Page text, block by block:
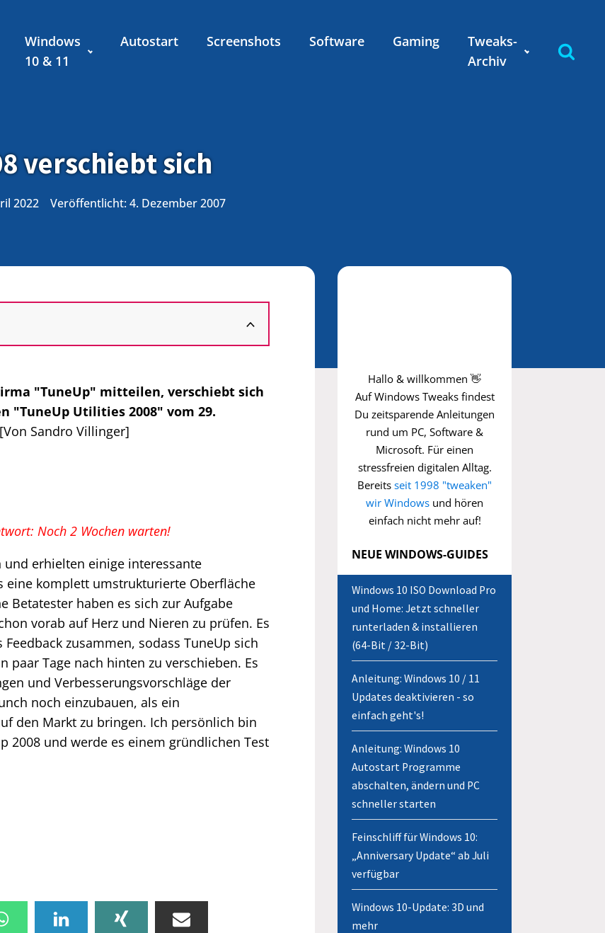
Windows
10 & 11
Autostart Screenshots Software Gaming
Tweaks-
Archiv
verschiebt sich
2022 Veröffentlicht:4. Dezember 2007
"TuneUp" mitteilen, verschiebt sich
"TuneUp Utilities 2008" vom 29.
[Von Sandro Villinger]
Noch 2 Wochen warten!
erhielten einige interessante
eine komplett umstrukturierte Oberfläche
Betatester haben es sich zur Aufgabe
vorab auf Herz und Nieren zu prüfen. Es
zusammen, sodass TuneUp sich
paar Tage nach hinten zu verschieben. Es
und Verbesserungsvorschläge der
noch einzubauen, als ein
den Markt zu bringen. Ich persönlich bin
2008 und werde es einem gründlichen Test
Hallo & willkommen 👋
Auf Windows Tweaks findest
Du zeitsparende Anleitungen
rund um PC, Software &
Microsoft. Für einen
stressfreien digitalen Alltag.
Bereits seit 1998 "tweaken"
wir Windows und hören
einfach nicht mehr auf!
NEUE WINDOWS-GUIDES
Windows 10 ISO Download Pro
und Home: Jetzt schneller
runterladen & installieren
(64-Bit / 32-Bit)
Anleitung: Windows 10 / 11
Updates deaktivieren - so
einfach geht's!
Anleitung: Windows 10
Autostart Programme
abschalten, ändern und PC
schneller starten
Feinschliff für Windows 10:
„Anniversary Update“ ab Juli
verfügbar
Windows 10-Update: 3D und
mehr